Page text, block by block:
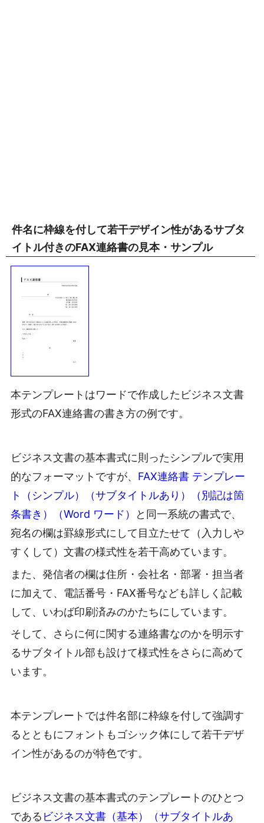
件名に枠線を付して若干デザイン性があるサブタ
イトル付きのFAX連絡書の見本・サンプル
本テンプレートはワードで作成したビジネス文書
形式のFAX連絡書の書き方の例です。
ビジネス文書の基本書式に則ったシンプルで実用
的なフォーマットですが、 FAX連絡書 テンプレー
ト（シンプル）（サブタイトルあり）（別記は箇
条書き）（Word ワード）
と同一系統の書式で、
宛名の欄は罫線形式にして目立たせて（入力しや
すくして）文書の様式性を若干高めています。
また、発信者の欄は住所・会社名・部署・担当者
に加えて、電話番号・FAX番号なども詳しく記載
して、いわば印刷済みのかたちにしています。
そして、さらに何に関する連絡書なのかを明示す
るサブタイトル部も設けて様式性をさらに高めて
います。
本テンプレートでは件名部に枠線を付して強調す
るとともにフォントもゴシック体にして若干デザ
イン性があるのが特色です。
ビジネス文書の基本書式のテンプレートのひとつ
である ビジネス文書（基本）（サブタイトルあ